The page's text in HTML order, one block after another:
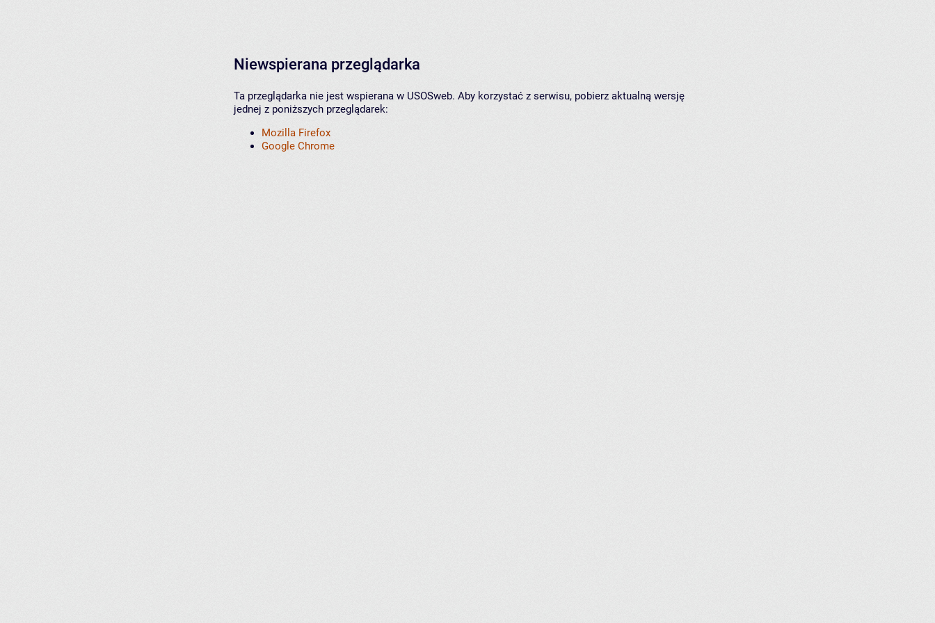
Niewspierana przeglądarka
Ta przeglądarka nie jest wspierana w USOSweb. Aby korzystać z serwisu, pobierz aktualną wersję
jednej z poniższych przeglądarek:
Mozilla Firefox
Google Chrome